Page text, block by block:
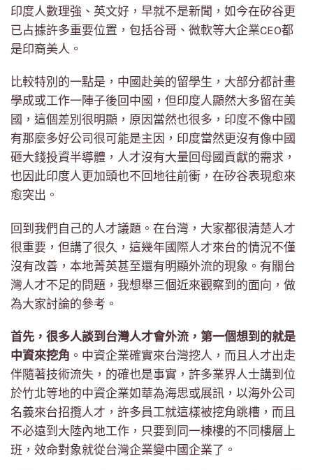
印度人數理強、英文好，早就不是新聞，如今在矽谷更
已占據許多重要位置，包括谷哥、微軟等大企業CEO都
是印裔美人。
比較特別的一點是，中國赴美的留學生，大部分都計畫
學成或工作一陣子後回中國，但印度人顯然大多留在美
國，這個差別很明顯，原因當然也很多，印度不像中國
有那麼多好公司很可能是主因，印度當然更沒有像中國
砸大錢投資半導體，人才沒有大量回母國貢獻的需求，
也因此印度人更加頭也不回地往前衝，在矽谷表現愈來
愈突出。
回到我們自己的人才議題。在台灣，大家都很清楚人才
很重要，但講了很久，這幾年國際人才來台的情況不僅
沒有改善，本地菁英甚至還有明顯外流的現象。有關台
灣人才不足的問題，我想舉三個近來觀察到的面向，做
為大家討論的參考。
首先，很多人談到台灣人才會外流，第一個想到的就是
中資來挖角 。中資企業確實來台灣挖人，而且人才出走
伴隨著技術流失，的確也是事實，許多業界人士講到位
於竹北等地的中資企業如華為海思或展訊，以海外公司
名義來台招攬人才，許多員工就這樣被挖角跳槽，而且
不必遠到大陸內地工作，只要到同一棟樓的不同樓層上
班，效命對象就從台灣企業變中國企業了。